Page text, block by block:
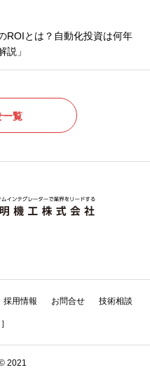
ROIとは？自動化投資は何年
説」
一覧
採用情報 お問合せ 技術相談
2021